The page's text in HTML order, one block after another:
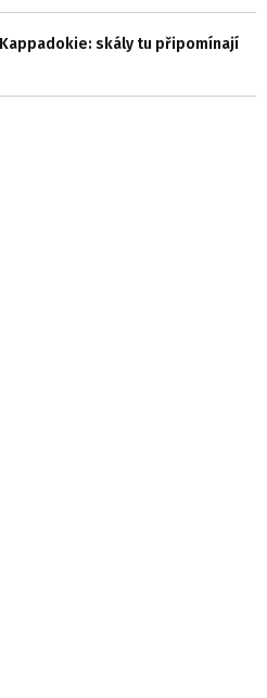
skály tu připomínají